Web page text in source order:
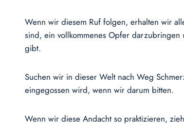
Wenn wir diesem Ruf folgen, erhalten wir
sind, ein vollkommenes Opfer
gibt.
Suchen wir in dieser Welt nach Weg
eingegossen wird, wenn wir darum bitten.
Wenn wir diese Andacht so praktizieren,